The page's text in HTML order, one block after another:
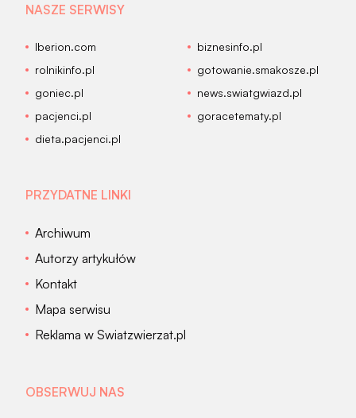
NASZE SERWISY
Iberion.com
biznesinfo.pl
rolnikinfo.pl
gotowanie.smakosze.pl
goniec.pl
news.swiatgwiazd.pl
pacjenci.pl
goracetematy.pl
dieta.pacjenci.pl
PRZYDATNE LINKI
Archiwum
Autorzy artykułów
Kontakt
Mapa serwisu
Reklama w Swiatzwierzat.pl
OBSERWUJ NAS